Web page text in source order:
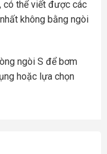
có thể viết được các
không bằng ngòi
ngòi S để bơm
hoặc lựa chọn